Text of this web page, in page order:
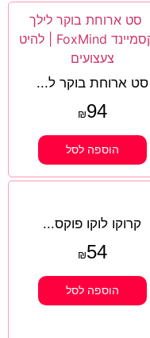
סט ארוחת בוקר ל...
₪94
הוספה לסל
קרוקו לוקו פוקס...
₪54
הוספה לסל